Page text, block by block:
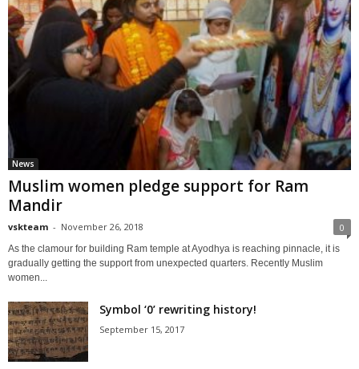
News
Muslim women pledge support for Ram
Mandir
vskteam - November 26, 2018 0
As the clamour for building Ram temple at Ayodhya is reaching pinnacle, it is
gradually getting the support from unexpected quarters. Recently Muslim
women...
Symbol ‘0’ rewriting history!
September 15, 2017